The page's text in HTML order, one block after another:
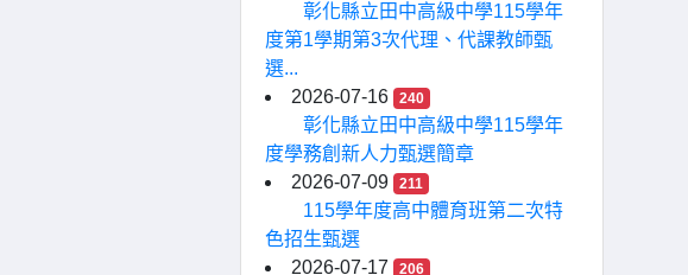
彰化縣立田中高級中學115學年
度第1學期第3次代理、代課教師甄
選...
2026-07-16
240
彰化縣立田中高級中學115學年
度學務創新人力甄選簡章
2026-07-09
211
115學年度高中體育班第二次特
色招生甄選
2026-07-17
206